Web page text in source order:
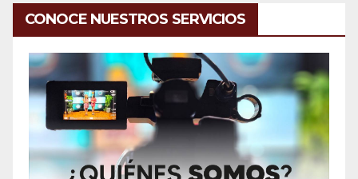
CONOCE NUESTROS SERVICIOS